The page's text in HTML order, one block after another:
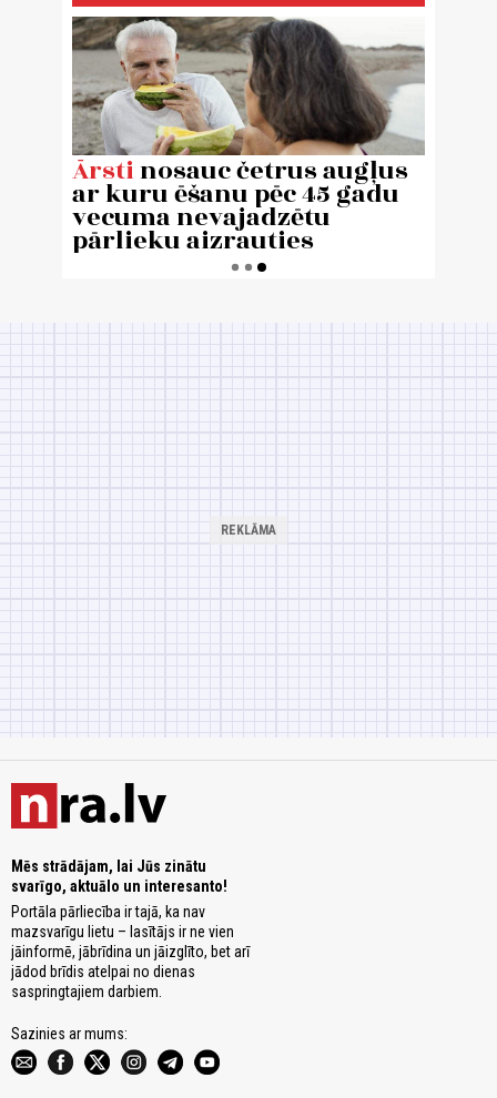
Mēs strādājam, lai Jūs zinātu
svarīgo, aktuālo un interesanto!
Portāla pārliecība ir tajā, ka nav
mazsvarīgu lietu – lasītājs ir ne vien
jāinformē, jābrīdina un jāizglīto, bet arī
jādod brīdis atelpai no dienas
saspringtajiem darbiem.
Sazinies ar mums: